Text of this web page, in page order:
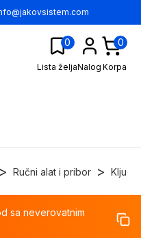
0
Lista željaNalog
0
Korpa
> Ručni alat i pribor >
%
sa neverovatnim